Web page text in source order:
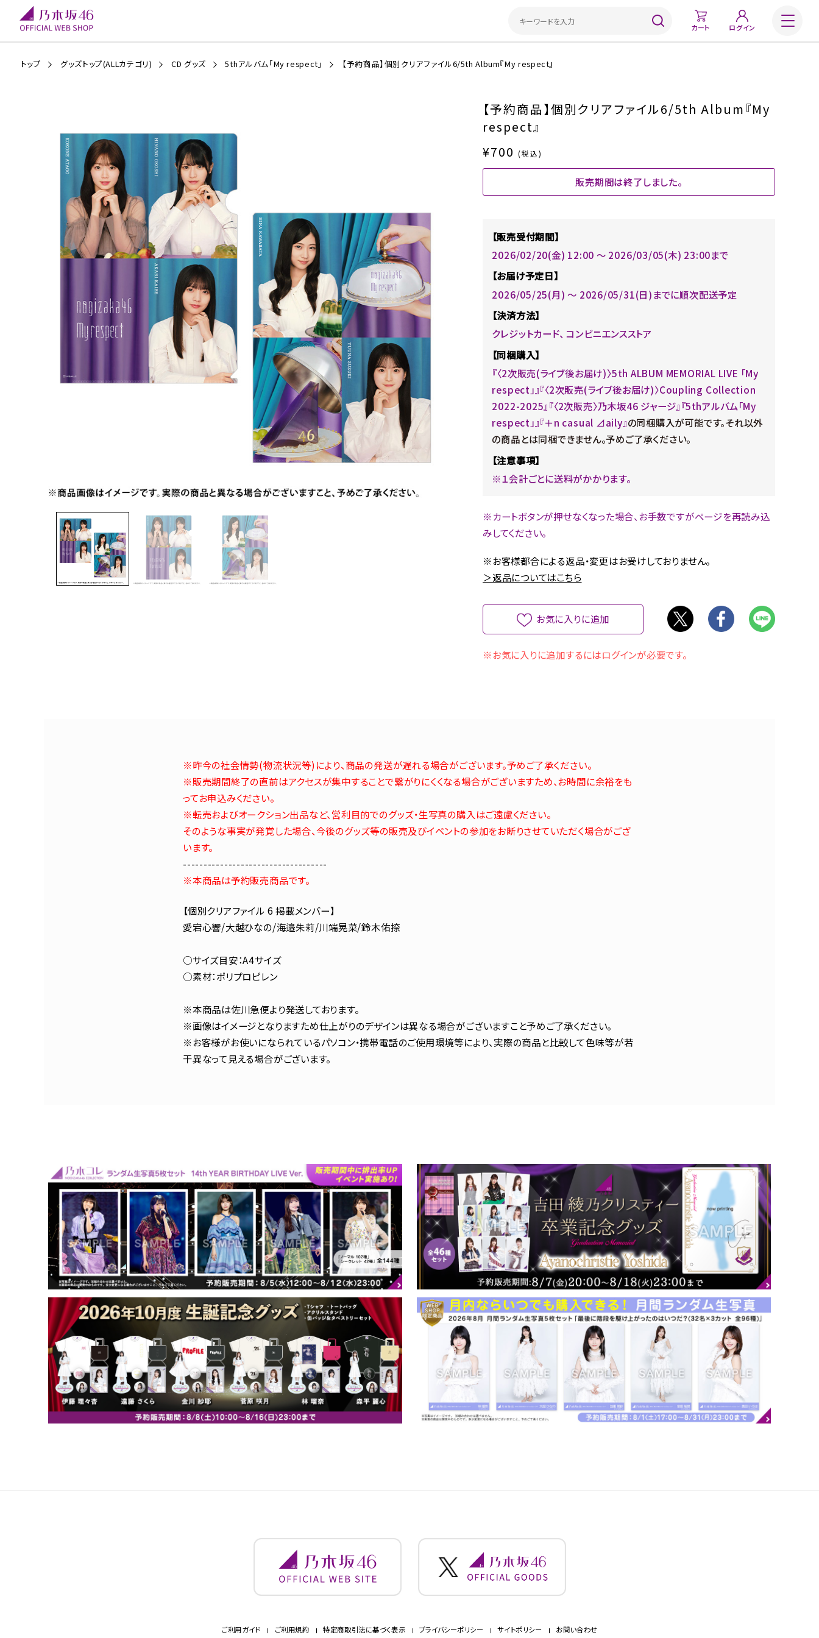
カート ログイン
トップ グッズトップ(ALLカテゴリ) CD グッズ 5thアルバム「My respect」 【予約商品】個別クリアファイル6/5th Album『My respect』
【予約商品】個別クリアファイル6/5th Album『My
respect』
¥700 (税込)
販売期間は終了しました。
【販売受付期間】
2026/02/20(金) 12:00 〜 2026/03/05(木) 23:00まで
【お届け予定日】
2026/05/25(月) ～ 2026/05/31(日)までに順次配送予定
【決済方法】
クレジットカード、 コンビニエンスストア
【同梱購入】
『〈2次販売(ライブ後お届け)〉5th ALBUM MEMORIAL LIVE 「My
respect」』『〈2次販売(ライブ後お届け)〉Coupling Collection
2022-2025』『〈2次販売〉乃木坂46 ジャージ』『5thアルバム「My
respect」』『＋n casual ⊿aily』の同梱購入が可能です。それ以外
の商品とは同梱できません。予めご了承ください。
【注意事項】
※１会計ごとに送料がかかります。
※カートボタンが押せなくなった場合、お手数ですがページを再読み込
みしてください。
※お客様都合による返品・変更はお受けしておりません。
＞返品についてはこちら
お気に入りに追加
※お気に入りに追加するにはログインが必要です。
※昨今の社会情勢(物流状況等)により、商品の発送が遅れる場合がございます。予めご了承ください。
※販売期間終了の直前はアクセスが集中することで繋がりにくくなる場合がございますため、お時間に余裕をも
ってお申込みください。
※転売およびオークション出品など、営利目的でのグッズ・生写真の購入はご遠慮ください。
そのような事実が発覚した場合、今後のグッズ等の販売及びイベントの参加をお断りさせていただく場合がござ
います。
-----------------------------------
※本商品は予約販売商品です。
【個別クリアファイル 6 掲載メンバー】
愛宕心響/大越ひなの/海邉朱莉/川端晃菜/鈴木佑捺
○サイズ目安：A4サイズ
○素材：ポリプロピレン
※本商品は佐川急便より発送しております。
※画像はイメージとなりますため仕上がりのデザインは異なる場合がございますこと予めご了承ください。
※お客様がお使いになられているパソコン・携帯電話のご使用環境等により、実際の商品と比較して色味等が若
干異なって見える場合がございます。
ご利用ガイド ご利用規約 特定商取引法に基づく表示 プライバシーポリシー サイトポリシー お問い合わせ